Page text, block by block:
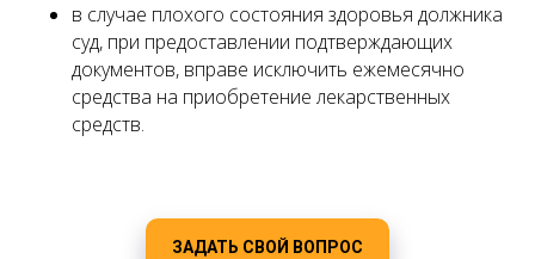
в случае плохого состояния здоровья должника
суд, при предоставлении подтверждающих
документов, вправе исключить ежемесячно
средства на приобретение лекарственных
средств.
ЗАДАТЬ СВОЙ ВОПРОС